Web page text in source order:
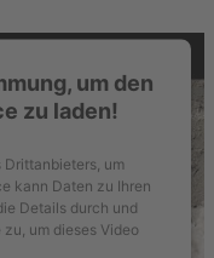
um den
zu laden!
um
kann Daten zu Ihren
Details durch und
um dieses Video